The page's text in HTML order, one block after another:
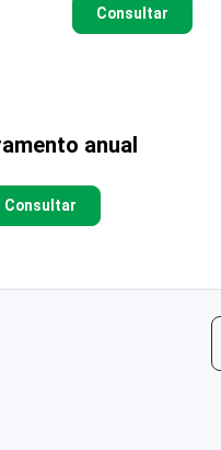
Consultar
anual
Consultar